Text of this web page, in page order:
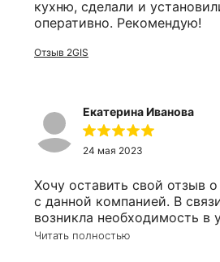
кухню, сделали и
оперативно. Рекомендую!
Отзыв 2GIS
Екатерина Иванова
24 мая 2023
Хочу оставить свой отзыв
с данной компанией. В
возникла необходимость в
зеркала в ванную комнату.
Читать полностью